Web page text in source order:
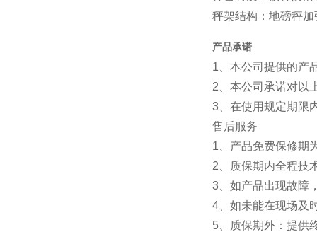
秤架结构：地磅秤
产品承诺
1、本公司提供的产
2、本公司承诺对以
3、在使用规定期限
售后服务
1、产品免费保修期
2、质保期内全
3、如产品出现故障
4、如未能在现场及
5、质保期外：提供